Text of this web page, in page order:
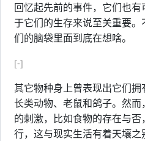
回忆起先前的事件，它们也有
于它们的生存来说至关重要
们的脑袋里面到底在想啥。
[-]
其它物种身上曾表现出它们
长类动物、老鼠和鸽子。然
的刺激，比如食物的存在与
行，这与现实生活有着天壤之